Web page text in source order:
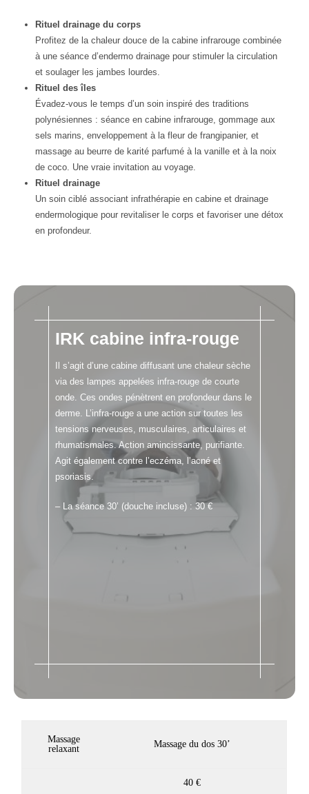
Rituel drainage du corps
Profitez de la chaleur douce de la cabine infrarouge combinée
à une séance d’endermo drainage pour stimuler la circulation
et soulager les jambes lourdes.
Rituel des îles
Évadez-vous le temps d’un soin inspiré des traditions
polynésiennes : séance en cabine infrarouge, gommage aux
sels marins, enveloppement à la fleur de frangipanier, et
massage au beurre de karité parfumé à la vanille et à la noix
de coco. Une vraie invitation au voyage.
Rituel drainage
Un soin ciblé associant infrathérapie en cabine et drainage
endermologique pour revitaliser le corps et favoriser une détox
en profondeur.
IRK cabine infra-rouge
Il s’agit d’une cabine diffusant une chaleur sèche
via des lampes appelées infra-rouge de courte
onde. Ces ondes pénètrent en profondeur dans le
derme. L’infra-rouge a une action sur toutes les
tensions nerveuses, musculaires, articulaires et
rhumatismales. Action amincissante, purifiante.
Agit également contre l’eczéma, l’acné et
psoriasis.
– La séance 30’ (douche incluse) : 30 €
Massage
relaxant
Massage du dos 30’
40 €